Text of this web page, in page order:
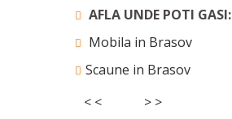
AFLA UNDE POTI GASI:
Mobila in Brasov
Scaune in Brasov
< <
> >